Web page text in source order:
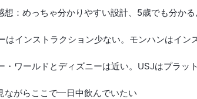
想：めっちゃ分かりやすい設計、5歳でも分か
インストラクション少ない。モンハンはイン
・ワールドとディズニーは近い。USJはプラッ
ながらここで一日中飲んでいたい